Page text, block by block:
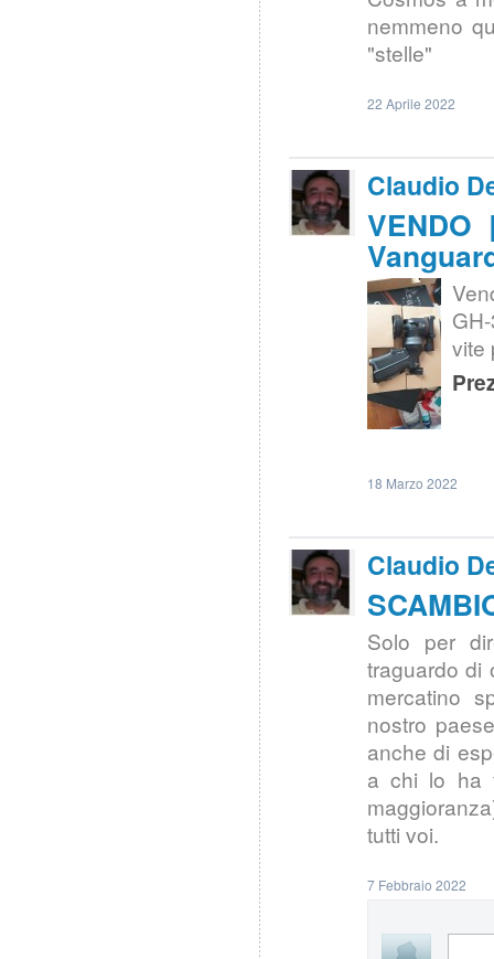
nemmeno
"stelle"
22 Aprile 2022
Claudio
vite
18 Marzo 2022
Claudio
Solo per
traguardo di
mercatino
nostro
anche di
a chi lo ha
tutti voi.
7 Febbraio 2022